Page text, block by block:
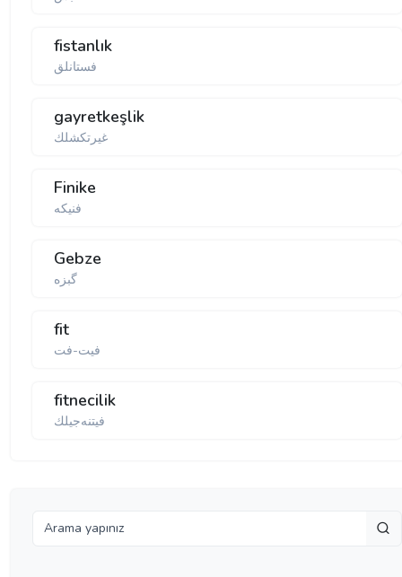
fistanlık
فستانلق
gayretkeşlik
غیرتكشلك
Finike
فنیكه
Gebze
گبزە
fit
فیت-فت
fitnecilik
فیتنه‌جیلك